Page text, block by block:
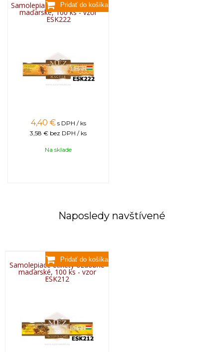
Samolepiace etikety ozdobné
maďarské, 100 ks - vzor
ESK222
4,40 € s DPH / ks
3,58 € bez DPH / ks
Na sklade
Naposledy navštívené
Samolepiace etikety ozdobné
maďarské, 100 ks - vzor
ESK212